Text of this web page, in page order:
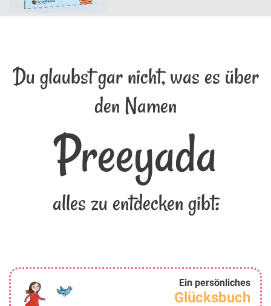
Du glaubst gar nicht, was es über
den Namen
Preeyada
alles zu entdecken gibt:
Ein persönliches
Glücksbuch